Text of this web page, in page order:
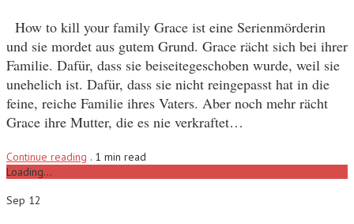
How to kill your family Grace ist eine Serienmörderin
und sie mordet aus gutem Grund. Grace rächt sich bei ihrer
Familie. Dafür, dass sie beiseitegeschoben wurde, weil sie
unehelich ist. Dafür, dass sie nicht reingepasst hat in die
feine, reiche Familie ihres Vaters. Aber noch mehr rächt
Grace ihre Mutter, die es nie verkraftet…
Continue reading . 1 min read
Loading...
Sep 12